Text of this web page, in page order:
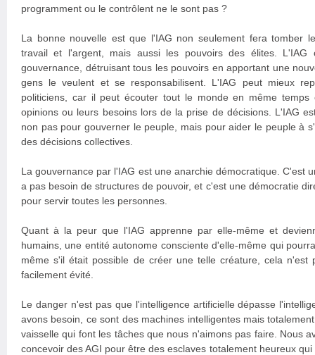
programment ou le contrôlent ne le sont pas ?
La bonne nouvelle est que l'IAG non seulement fera tomber
travail et l'argent, mais aussi les pouvoirs des élites. L'IAG
gouvernance, détruisant tous les pouvoirs en apportant une
gens le veulent et se responsabilisent. L'IAG peut mieux
politiciens, car il peut écouter tout le monde en même
opinions ou leurs besoins lors de la prise de décisions. L'IAG
non pas pour gouverner le peuple, mais pour aider le peuple à
des décisions collectives.
La gouvernance par l'IAG est une anarchie démocratique. C'est
a pas besoin de structures de pouvoir, et c'est une démocratie
pour servir toutes les personnes.
Quant à la peur que l'IAG apprenne par elle-même et
humains, une entité autonome consciente d'elle-même qui
même s'il était possible de créer une telle créature, cela n'est
facilement évité.
Le danger n'est pas que l'intelligence artificielle dépasse
avons besoin, ce sont des machines intelligentes mais
vaisselle qui font les tâches que nous n'aimons pas faire. Nous
concevoir des AGI pour être des esclaves totalement heureux